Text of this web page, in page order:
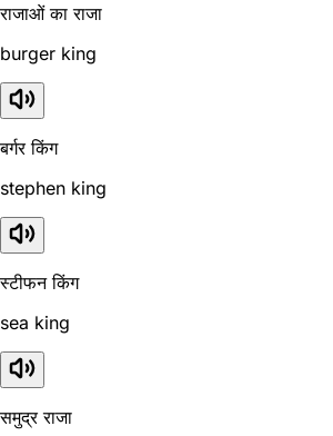
राजाओं का राजा
burger king
बर्गर किंग
stephen king
स्टीफन किंग
sea king
समुद्र राजा